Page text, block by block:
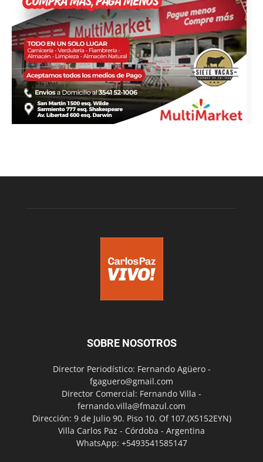
SOBRE NOSOTROS
Director Periodístico: Fernando Agüero -
fgaguero@gmail.com
Director Comercial: Fernando Villa -
fernando.villa@fmazul.com
Dirección: 9 de Julio 90. Piso 10. Of 107.(X5152EYN)
Villa Carlos Paz - Córdoba - Argentina
WhatsApp: +5493541585147